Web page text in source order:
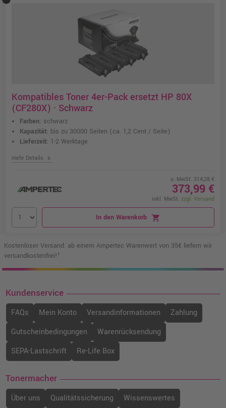
Kompatibles Toner 4er-Pack ersetzt HP 80X
(CF280X) · Schwarz
Farben: schwarz
Kapazität: bis zu 30000 Seiten (ca. 1,2 Cent / Seite)
Lieferzeit: 1-2 Werktage
mehr Details chevron_right
o. MwSt. 314,28 €
373,99 €
inkl. MwSt. zzgl. Versand
In den Warenkorb shopping_cart
Kostenloser Versand: ab einem Ampertec Warenwert von 35€ liefern wir
versandkostenfrei!¹
Kundenservice
FAQs Mein Konto Versandinformationen
Zahlung
Gutscheinbedingungen
Warenrücksendung
SEPA-Lastschrift
Re-Life Box
Tonermacher
Über uns Qualitätssicherung
Wissenswertes